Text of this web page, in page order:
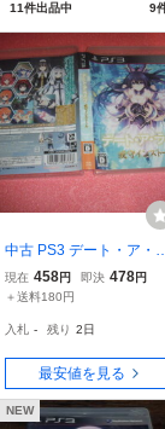
11件出品中 9
中古 PS3 デート・ア・
イブ 或守インストール 動
作保証 同梱可
現在 458円 即決 478円
＋送料180円
入札 - 残り 2日
最安値を見る
NEW